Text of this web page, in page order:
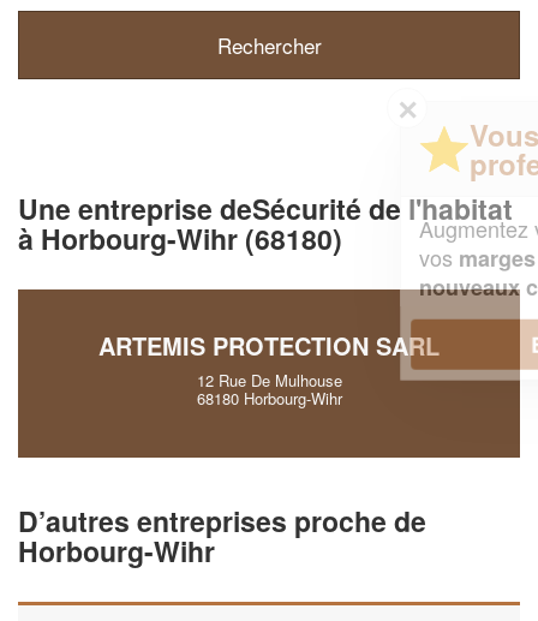
Une entreprise deSécurité de l'habitat
à Horbourg-Wihr (68180)
ARTEMIS PROTECTION SARL
12 Rue De Mulhouse
68180 Horbourg-Wihr
D’autres entreprises proche de
Horbourg-Wihr
Augmentez votrechiffre d'affaireset
vosmargestout en gagnant de
nouveaux clients!
En savoir plus